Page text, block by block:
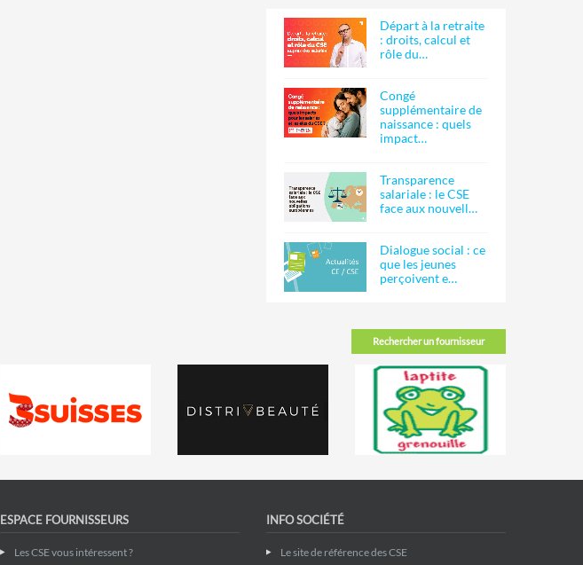
Départ à la retraite
: droits, calcul et
rôle du…
Congé
supplémentaire de
naissance : quels
impact…
Transparence
salariale : le CSE
face aux nouvell…
Dialogue social : ce
que les jeunes
perçoivent e…
Rechercher un fournisseur
ESPACE FOURNISSEURS
Les CSE vous intéressent ?
INFO SOCIÉTÉ
Le site de référence des CSE